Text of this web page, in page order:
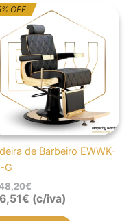
OFF
de Barbeiro EWWK-
G
€
O
preço
original
era:
1.448,20€.
O
preço
atual
é:
796,51€.
€ (c/iva)